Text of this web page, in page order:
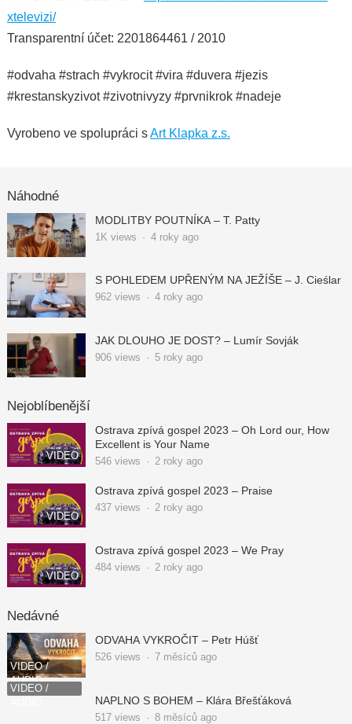
xtelevizi/
Transparentní účet: 2201864461 / 2010
#odvaha #strach #vykrocit #vira #duvera #jezis
#krestanskyzivot #zivotnivyzy #prvnikrok #nadeje
Vyrobeno ve spolupráci sArt Klapka z.s.
Náhodné
MODLITBY POUTNÍKA – T. Patty
1K views · 4 roky ago
S POHLEDEM UPŘENÝM NA JEŽÍŠE – J. Cieślar
962views · 4 roky ago
JAK DLOUHO JE DOST? – Lumír Sovják
906views · 5 roky ago
Nejoblíbenější
VIDEO
Ostrava zpívá gospel 2023 – Oh Lord our, How
Excellent is Your Name
546views · 2 roky ago
VIDEO
Ostrava zpívá gospel 2023 – Praise
437views · 2 roky ago
VIDEO
Ostrava zpívá gospel 2023 – We Pray
484views · 2 roky ago
Nedávné
VIDEO /
AUDIO
ODVAHA VYKROČIT – Petr Húšť
526views · 7 měsíců ago
VIDEO /
NAPLNO S BOHEM – Klára Břešťáková
517views · 8 měsíců ago